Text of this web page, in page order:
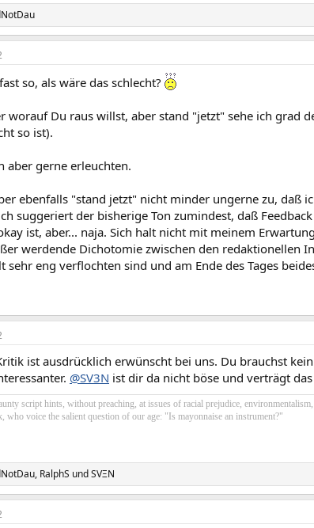
so, als wäre das schlecht?
worauf Du raus willst, aber stand "jetzt" sehe ich grad
so ist).
aber gerne erleuchten.
ebenfalls "stand jetzt" nicht minder ungerne zu, daß
suggeriert der bisherige Ton zumindest, daß
ist, aber... naja. Sich halt nicht mit meinem
werdende Dichotomie zwischen den redaktionellen
sehr eng verflochten sind und am Ende des Tages
ist ausdrücklich erwünscht bei uns. Du brauchst
@SV3N ist dir da nicht böse und verträgt das
script hints, without preaching, at issues of racial prejudice,
who voice the salient question of our age: "Is mayonnaise an instrument?"
, RalphS undSVΞN